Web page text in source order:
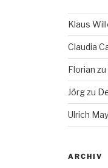
Klaus
Claudia
Florian zu
Jörgzu
Ulrich
ARCHIV